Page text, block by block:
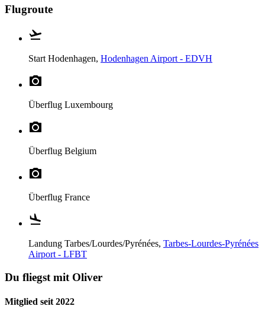
Flugroute
Start Hodenhagen, Hodenhagen Airport - EDVH
Überflug Luxembourg
Überflug Belgium
Überflug France
Landung Tarbes/Lourdes/Pyrénées, Tarbes-Lourdes-Pyrénées
Airport - LFBT
Du fliegst mit Oliver
Mitglied seit 2022